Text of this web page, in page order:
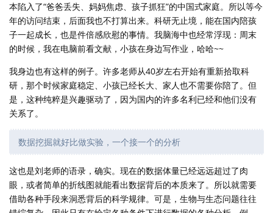
本陷入了“爸爸丢失、妈妈焦虑、孩子抓狂”的中国式家庭。所以等今
年的访问结束，后面我也不打算出来。科研无止境，能在国内陪孩
子一起成长，也是件倍感欣慰的事情。我脑海中也经常浮现：周末
的时候，我在电脑前看文献，小孩在身边写作业，哈哈~~
我身边也有这样的例子。许多老师从40岁左右开始有重新拾取科
研，那个时候家庭稳定、小孩已经长大、家人也不需要你陪了。但
是，这种纯粹是兴趣驱动了，因为国内的许多名利已经和他们没有
关系了。
数据挖掘就好比做实验，一个接一个的分析
这也是刘老师的语录，确实。现在的数据体量已经远远超过了肉
眼，或者简单的折线图就能看出数据背后的本质来了。所以就需要
借助各种手段来洞悉背后的科学规律。可是，生物与生态问题往往